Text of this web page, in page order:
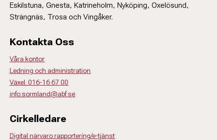
Eskilstuna, Gnesta, Katrineholm, Nyköping, Oxelösund,
Strängnäs, Trosa och Vingåker.
Kontakta Oss
Våra kontor
Ledning och administration
Växel. 016-16 67 00
info.sormland@abf.se
Cirkelledare
Digital närvaro rapportering/e-tjänst